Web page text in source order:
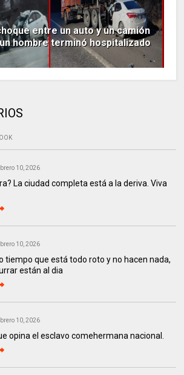
entre un auto y un camión
hombre terminó hospitalizado
10, 2026
La ciudad completa está a la deriva. Viva
10, 2026
tiempo que está todo roto y no hacen nada,
están al dia
10, 2026
opina el esclavo comehermana nacional.